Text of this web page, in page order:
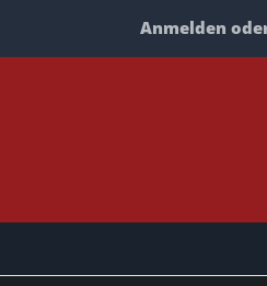
Anmelden